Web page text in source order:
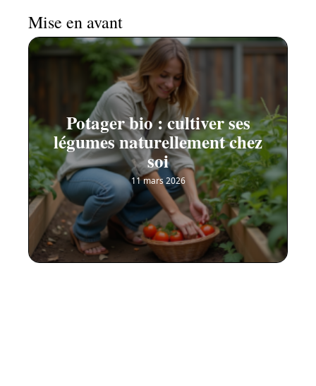
Mise en avant
Potager bio : cultiver ses
légumes naturellement chez
soi
11 mars 2026